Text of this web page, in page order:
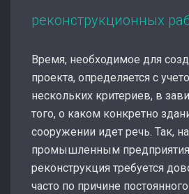
реконструкционных
Время, необходимое для
проекта, определяется с
нескольких критериев, в
того, о каком конкретно
сооружении идет речь. Так,
промышленным
реконструкция требуется
часто по причине